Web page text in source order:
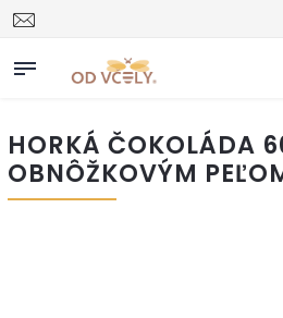
HORKÁ ČOKOLÁDA
OBNÔŽKOVÝM